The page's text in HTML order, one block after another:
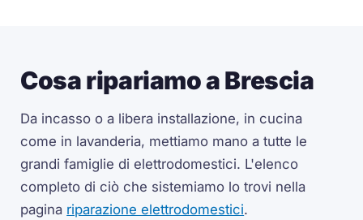
Cosa ripariamo a Brescia
Da incasso o a libera installazione, in cucina
come in lavanderia, mettiamo mano a tutte le
grandi famiglie di elettrodomestici. L'elenco
completo di ciò che sistemiamo lo trovi nella
pagina riparazione elettrodomestici.